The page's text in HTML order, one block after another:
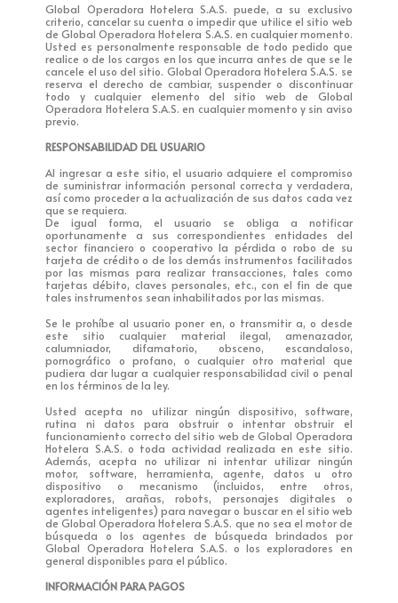
Global Operadora Hotelera S.A.S. puede, a su exclusivo
criterio, cancelar su cuenta o impedir que utilice el sitio web
de Global Operadora Hotelera S.A.S. en cualquier momento.
Usted es personalmente responsable de todo pedido que
realice o de los cargos en los que incurra antes de que se le
cancele el uso del sitio. Global Operadora Hotelera S.A.S. se
reserva el derecho de cambiar, suspender o discontinuar
todo y cualquier elemento del sitio web de Global
Operadora Hotelera S.A.S. en cualquier momento y sin aviso
previo.
RESPONSABILIDAD DEL USUARIO
Al ingresar a este sitio, el usuario adquiere el compromiso
de suministrar información personal correcta y verdadera,
así como proceder a la actualización de sus datos cada vez
que se requiera.
De igual forma, el usuario se obliga a notificar
oportunamente a sus correspondientes entidades del
sector financiero o cooperativo la pérdida o robo de su
tarjeta de crédito o de los demás instrumentos facilitados
por las mismas para realizar transacciones, tales como
tarjetas débito, claves personales, etc., con el fin de que
tales instrumentos sean inhabilitados por las mismas.
Se le prohíbe al usuario poner en, o transmitir a, o desde
este sitio cualquier material ilegal, amenazador,
calumniador, difamatorio, obsceno, escandaloso,
pornográfico o profano, o cualquier otro material que
pudiera dar lugar a cualquier responsabilidad civil o penal
en los términos de la ley.
Usted acepta no utilizar ningún dispositivo, software,
rutina ni datos para obstruir o intentar obstruir el
funcionamiento correcto del sitio web de Global Operadora
Hotelera S.A.S. o toda actividad realizada en este sitio.
Además, acepta no utilizar ni intentar utilizar ningún
motor, software, herramienta, agente, datos u otro
dispositivo o mecanismo (incluidos, entre otros,
exploradores, arañas, robots, personajes digitales o
agentes inteligentes) para navegar o buscar en el sitio web
de Global Operadora Hotelera S.A.S. que no sea el motor de
búsqueda o los agentes de búsqueda brindados por
Global Operadora Hotelera S.A.S. o los exploradores en
general disponibles para el público.
INFORMACIÓN PARA PAGOS